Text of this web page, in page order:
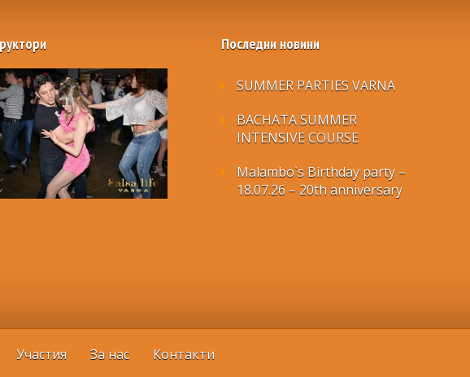
Последни новини
SUMMER PARTIES VARNA
BACHATA SUMMER
INTENSIVE COURSE
Malambo`s Birthday party –
18.07.26 – 20th anniversary
Участия За нас Контакти